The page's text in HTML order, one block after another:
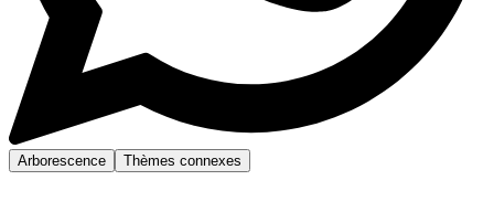
Arborescence Thèmes connexes